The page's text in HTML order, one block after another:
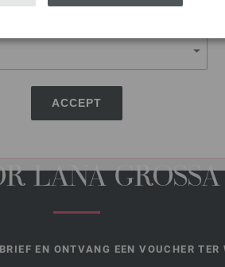
ACCEPT
DEZE PAGINA DELEN
LANA
EN ONTVANG EEN VOUCHER